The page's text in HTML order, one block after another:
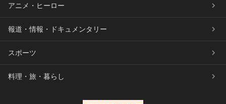
アニメ・ヒーロー
報道・情報・ドキュメンタリー
スポーツ
料理・旅・暮らし